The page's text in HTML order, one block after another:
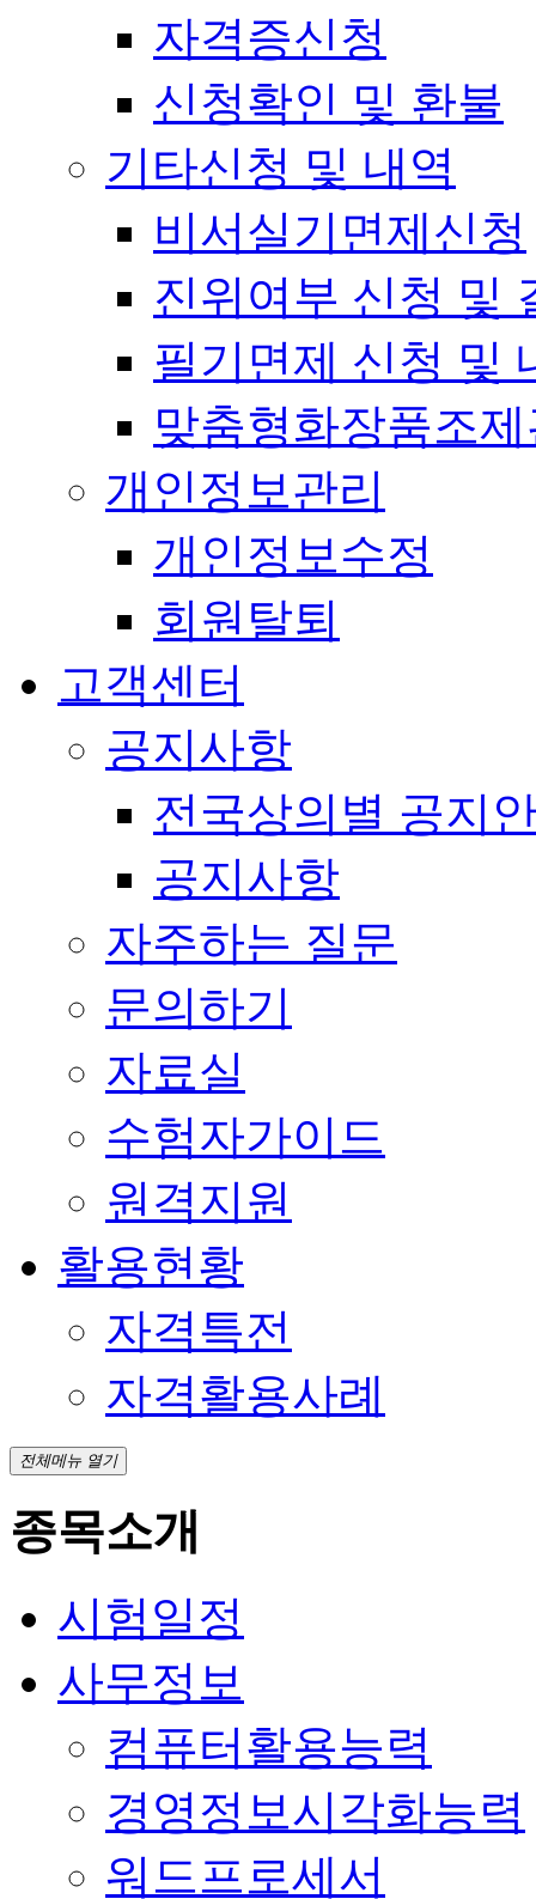
자격증신청
신청확인 및 환불
기타신청 및 내역
비서실기면제신청
진위여부 신청 및
필기면제 신청 및
맞춤형화장품조
개인정보관리
개인정보수정
회원탈퇴
고객센터
공지사항
전국상의별 공지
공지사항
자주하는 질문
문의하기
자료실
수험자가이드
원격지원
활용현황
자격특전
자격활용사례
전체메뉴 열기
종목소개
시험일정
사무정보
컴퓨터활용능력
경영정보시각화능력
워드프로세서